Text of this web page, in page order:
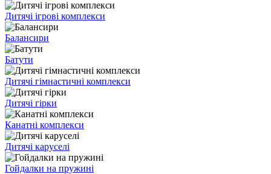
Дитячі ігрові комплекси
Балансири
Батути
Дитячі гімнастичні комплекси
Дитячі гірки
Канатні комплекси
Дитячі каруселі
Гойдалки на пружині